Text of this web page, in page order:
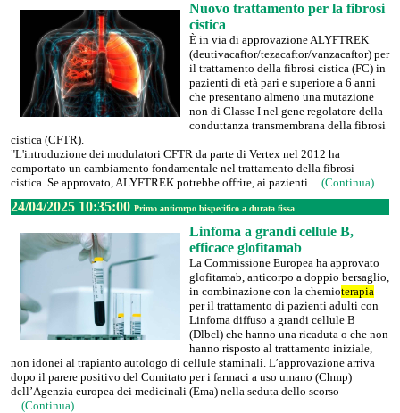
Nuovo trattamento per la fibrosi
cistica
È in via di approvazione ALYFTREK
(deutivacaftor/tezacaftor/vanzacaftor) per
il trattamento della fibrosi cistica (FC) in
pazienti di età pari e superiore a 6 anni
che presentano almeno una mutazione
non di Classe I nel gene regolatore della
conduttanza transmembrana della fibrosi
cistica (CFTR).
"L'introduzione dei modulatori CFTR da parte di Vertex nel 2012 ha
comportato un cambiamento fondamentale nel trattamento della fibrosi
cistica. Se approvato, ALYFTREK potrebbe offrire, ai pazienti ... (Continua)
24/04/2025 10:35:00 Primo anticorpo bispecifico a durata fissa
Linfoma a grandi cellule B,
efficace glofitamab
La Commissione Europea ha approvato
glofitamab, anticorpo a doppio bersaglio,
in combinazione con la chemioterapia
per il trattamento di pazienti adulti con
Linfoma diffuso a grandi cellule B
(Dlbcl) che hanno una ricaduta o che non
hanno risposto al trattamento iniziale,
non idonei al trapianto autologo di cellule staminali. L’approvazione arriva
dopo il parere positivo del Comitato per i farmaci a uso umano (Chmp)
dell’Agenzia europea dei medicinali (Ema) nella seduta dello scorso
... (Continua)